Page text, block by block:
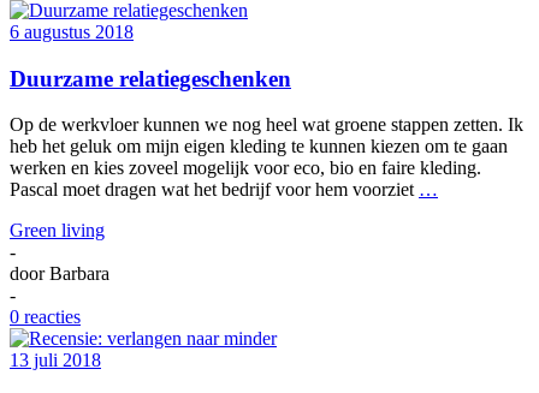
6 augustus 2018
Duurzame relatiegeschenken
Op de werkvloer kunnen we nog heel wat groene stappen zetten. Ik
heb het geluk om mijn eigen kleding te kunnen kiezen om te gaan
werken en kies zoveel mogelijk voor eco, bio en faire kleding.
Pascal moet dragen wat het bedrijf voor hem voorziet …
Green living
-
doorBarbara
-
0 reacties
13 juli 2018